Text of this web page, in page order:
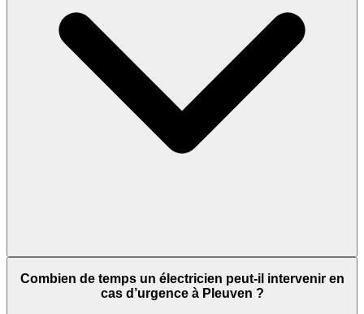
Combien de temps un électricien peut-il intervenir en
cas d’urgence à Pleuven ?